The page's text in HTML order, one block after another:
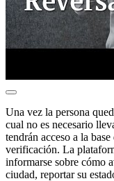
Una vez la persona
cual no es necesario
tendrán acceso a la
verificación. La
informarse sobre cómo
ciudad, reportar su